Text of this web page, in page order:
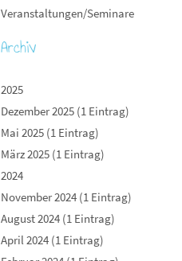
Veranstaltungen/Seminare
Archiv
2025
Dezember 2025 (1 Eintrag)
Mai 2025 (1 Eintrag)
März 2025 (1 Eintrag)
2024
November 2024 (1 Eintrag)
August 2024 (1 Eintrag)
April 2024 (1 Eintrag)